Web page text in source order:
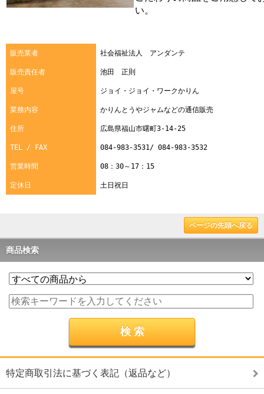
い。
販売業者 社会福祉法人 アンダンテ
販売責任者 池田 正則
屋号 ジョイ・ジョイ・ワークかりん
業務内容 かりんとうやジャムなどの通信販売
住所 広島県福山市曙町3-14-25
TEL / FAX 084-983-3531/ 084-983-3532
営業時間 08：30～17：15
定休日 土日祝日
ページの先頭へ戻る
商品検索
特定商取引法に基づく表記（返品など）